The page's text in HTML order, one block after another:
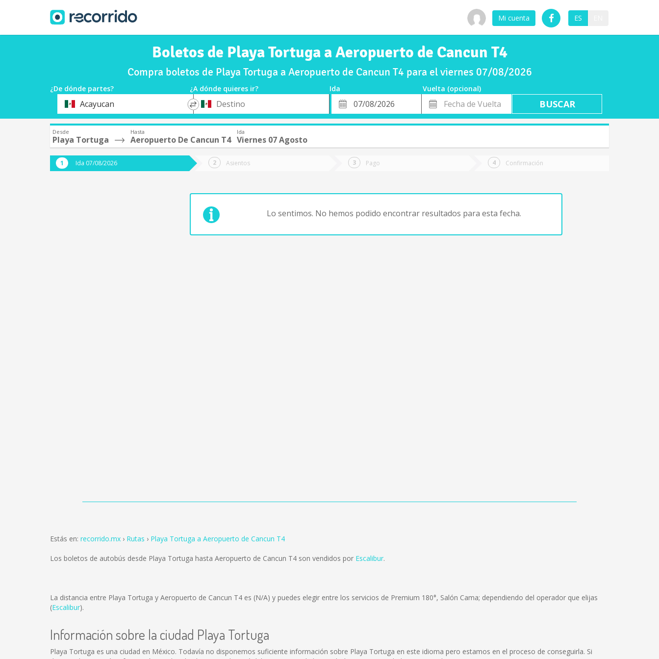
Mi cuenta ES
Boletos de Playa Tortuga a Aeropuerto de Cancun T4
Compra boletos de Playa Tortuga a Aeropuerto de Cancun T4 para el viernes 07/08/2026
¿De dónde partes? ¿A dónde quieres ir? Ida
Vuelta (opcional)
OrigenAcayucan
*
Destino
Fecha
de
Fecha
de
Vuelta
Desde
Playa Tortuga
Hasta
Aeropuerto De Cancun T4
Ida
Viernes 07 Agosto
Ida 07/08/2026 Asientos Pago Confirmación
Lo sentimos. No hemos podido encontrar resultados para esta fecha.
Estás en: recorrido.mx Rutas Playa Tortuga a Aeropuerto de Cancun T4
Los boletos de autobús desde Playa Tortuga hasta Aeropuerto de Cancun T4 son vendidos por Escalibur.
La distancia entre Playa Tortuga y Aeropuerto de Cancun T4 es (N/A) y puedes elegir entre los servicios de Premium 180°, Salón Cama; dependiendo del operador que elijas
(Escalibur).
Información sobre la ciudad Playa Tortuga
Playa Tortuga es una ciudad en México. Todavía no disponemos suficiente información sobre Playa Tortuga en este idioma pero estamos en el proceso de conseguirla. Si